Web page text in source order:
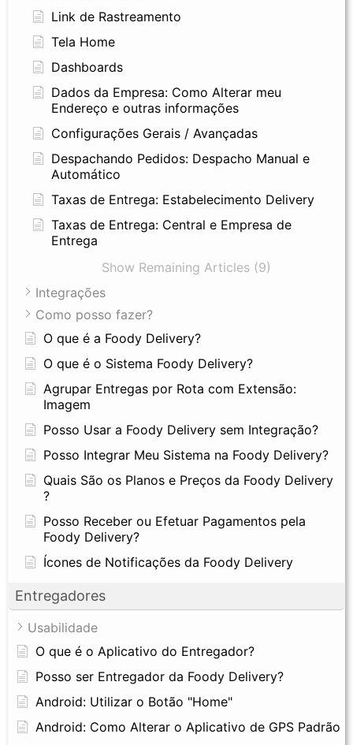
Link de Rastreamento
Tela Home
Dashboards
Dados da Empresa: Como Alterar meu
Endereço e outras informações
Configurações Gerais / Avançadas
Despachando Pedidos: Despacho Manual e
Automático
Taxas de Entrega: Estabelecimento Delivery
Taxas de Entrega: Central e Empresa de
Entrega
Show Remaining Articles (9)
Integrações
Como posso fazer?
O que é a Foody Delivery?
O que é o Sistema Foody Delivery?
Agrupar Entregas por Rota com Extensão:
Imagem
Posso Usar a Foody Delivery sem Integração?
Posso Integrar Meu Sistema na Foody Delivery?
Quais São os Planos e Preços da Foody Delivery
?
Posso Receber ou Efetuar Pagamentos pela
Foody Delivery?
Ícones de Notificações da Foody Delivery
Entregadores
Usabilidade
O que é o Aplicativo do Entregador?
Posso ser Entregador da Foody Delivery?
Android: Utilizar o Botão "Home"
Android: Como Alterar o Aplicativo de GPS Padrão